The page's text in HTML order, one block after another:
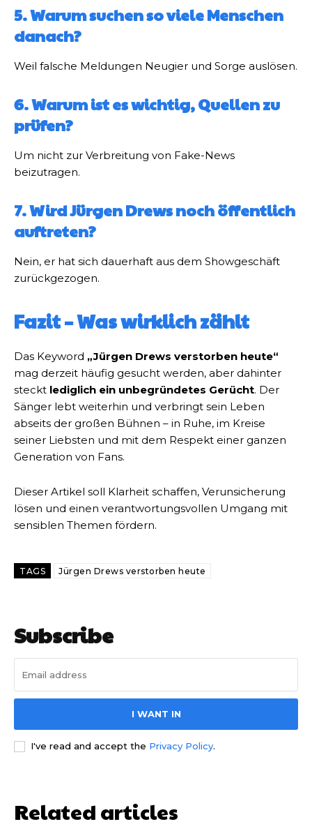
5. Warum suchen so viele Menschen
danach?
Weil falsche Meldungen Neugier und Sorge auslösen.
6. Warum ist es wichtig, Quellen zu
prüfen?
Um nicht zur Verbreitung von Fake-News
beizutragen.
7. Wird Jürgen Drews noch öffentlich
auftreten?
Nein, er hat sich dauerhaft aus dem Showgeschäft
zurückgezogen.
Fazit – Was wirklich zählt
Das Keyword „Jürgen Drews verstorben heute“
mag derzeit häufig gesucht werden, aber dahinter
steckt lediglich ein unbegründetes Gerücht. Der
Sänger lebt weiterhin und verbringt sein Leben
abseits der großen Bühnen – in Ruhe, im Kreise
seiner Liebsten und mit dem Respekt einer ganzen
Generation von Fans.
Dieser Artikel soll Klarheit schaffen, Verunsicherung
lösen und einen verantwortungsvollen Umgang mit
sensiblen Themen fördern.
TAGS Jürgen Drews verstorben heute
Subscribe
I WANT IN
I've read and accept the Privacy Policy.
Related articles